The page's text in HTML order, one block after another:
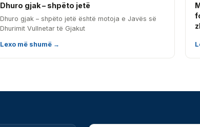
Dhuro gjak – shpëto jetë
Dhuro gjak – shpëto jetë është motoja e Javës së
Dhurimit Vullnetar të Gjakut
Lexo më shumë →